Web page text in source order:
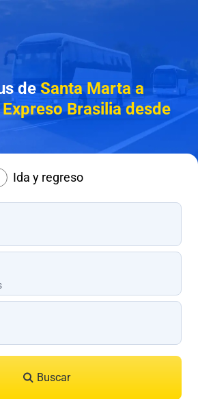
deSanta Marta a
Brasilia desde
Ida y regreso
Buscar